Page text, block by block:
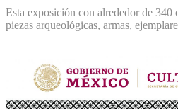
Esta exposición con alrededor de 340
piezas arqueológicas, armas,